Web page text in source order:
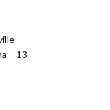
–
– 13-